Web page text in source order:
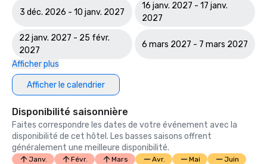
3 déc. 2026 - 10 janv. 2027
16 janv. 2027 - 17 janv.
2027
22 janv. 2027 - 25 févr.
2027
6 mars 2027 - 7 mars 2027
Afficher plus
Afficher le calendrier
Disponibilité saisonnière
Faites correspondre les dates de votre événement avec la
disponibilité de cet hôtel. Les basses saisons offrent
généralement une meilleure disponibilité.
Janv. Févr. Mars Avr. Mai
Juin